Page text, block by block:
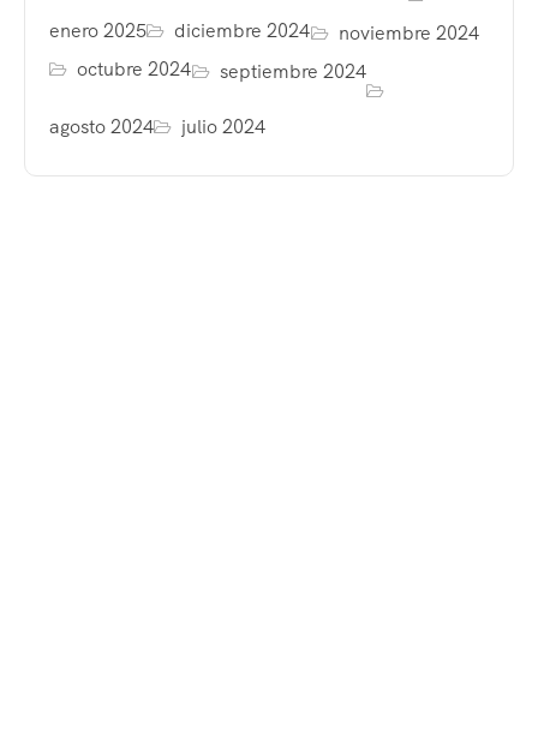
enero 2025 diciembre 2024
noviembre 2024
octubre 2024
septiembre 2024
agosto 2024 julio 2024